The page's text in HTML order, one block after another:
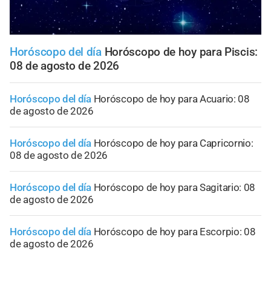
Horóscopo del día Horóscopo de hoy para Piscis:
08 de agosto de 2026
Horóscopo del día Horóscopo de hoy para Acuario: 08
de agosto de 2026
Horóscopo del día Horóscopo de hoy para Capricornio:
08 de agosto de 2026
Horóscopo del día Horóscopo de hoy para Sagitario: 08
de agosto de 2026
Horóscopo del día Horóscopo de hoy para Escorpio: 08
de agosto de 2026